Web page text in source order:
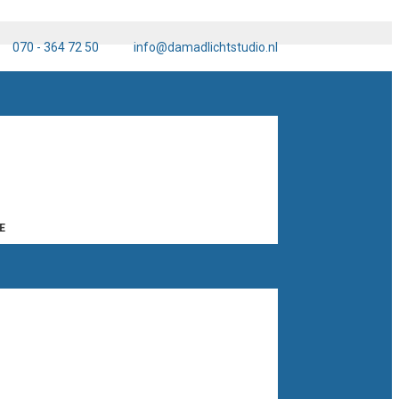
070 - 364 72 50 info@damadlichtstudio.nl